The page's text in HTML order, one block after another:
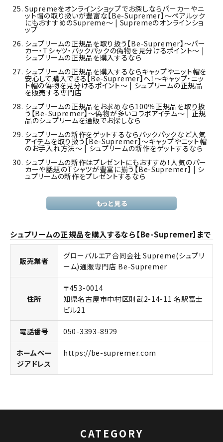
キーワードから探す
search
カテゴリーから探す
Supremeをオンラインショップでお探しならパーカーやニ
ット帽の取り扱いが豊富な【Be-Supremer】～ペアルック
にもおすすめのSupreme～ | Supremeのオンラインショ
ップ
シュプリームの正規品を取り扱う【Be-Supremer】～パー
カー・Tシャツ・バックパックの偽物を見分けるポイント～ |
シュプリームの正規品を購入するなら
シュプリームの正規品を購入するならキャップやニット帽を
安心して購入できる【Be-Supremer】へ！～キャップ・ニッ
ト帽の偽物を見分けるポイント～ | シュプリームの正規品
を販売する専門店
シュプリームの正規品をお求めなら100％正規品を取り扱
う【Be-Supremer】～偽物が多いコラボアイテム～ | 正規
品のシュプリームを通販でお探しなら
シュプリームの新作をゲットするならバックパックなど人気
アイテムを取り扱う【Be-Supremer】～キャップやニット帽
のお手入れ方法～ | シュプリームの新作をゲットするなら
シュプリームの新作はプレゼントにもおすすめ！人気のパー
カーや話題のTシャツが豊富に揃う【Be-Supremer】 | シ
ュプリームの新作をプレゼントするなら
もっと見る
シュプリームの正規品を購入するなら【Be-Supremer】まで
販売業者
グローバルエア合同会社 Supreme(シュプリ
ーム)通販専門店 Be-Supremer
住所
〒453-0014
知県名古屋市中村区則武2-14-11 名駅富士
ビル21
電話番号 050-3393-8929
ホームペー
ジアドレス
https://be-supremer.com
CATEGORY